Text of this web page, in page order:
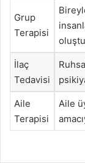
Grup
Terapisi
İlaç
Tedavisi
Aile
Terapisi
Aile